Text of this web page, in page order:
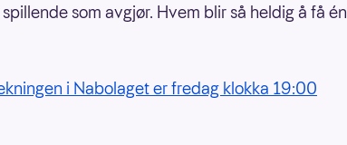
som avgjør. Hvem blir så heldig å få én
i Nabolaget er fredag klokka 19:00